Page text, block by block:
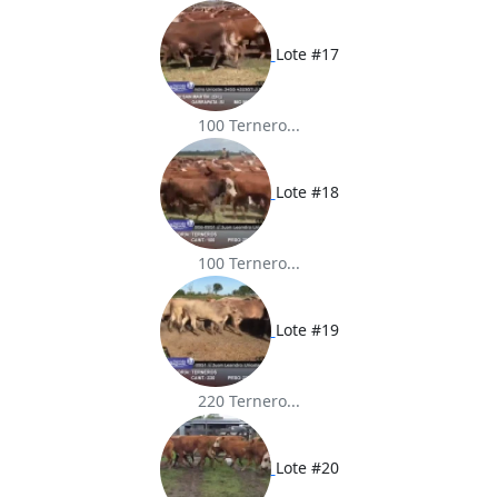
Lote #17
100 Ternero...
Lote #18
100 Ternero...
Lote #19
220 Ternero...
Lote #20